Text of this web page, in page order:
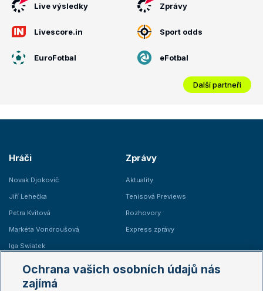
Live výsledky Zprávy
Livescore.in Sport odds
EuroFotbal eFotbal
Další partneři
Hráči
Novak Djokovič
Jiří Lehečka
Petra Kvitová
Markéta Vondroušová
Iga Swiatek
Zprávy
Aktuality
Tenisová Previews
Rozhovory
Express zprávy
Žebříčky
Ochrana vašich osobních údajů nás
zajímá